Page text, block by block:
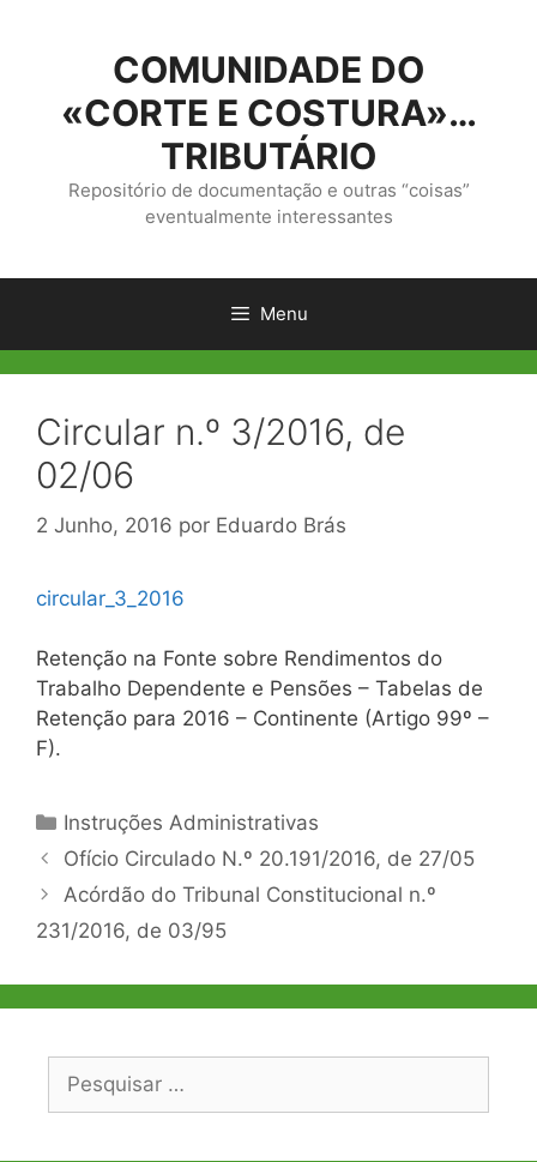
conteúdo
COMUNIDADE DO
«CORTE E COSTURA»…
TRIBUTÁRIO
Repositório de documentação e outras “coisas”
eventualmente interessantes
Menu
Circular n.º 3/2016, de
02/06
2 Junho, 2016 por Eduardo Brás
circular_3_2016
Retenção na Fonte sobre Rendimentos do
Trabalho Dependente e Pensões – Tabelas de
Retenção para 2016 – Continente (Artigo 99º –
F).
Categorias
Instruções Administrativas
Navegação
de
Ofício Circulado N.º 20.191/2016, de 27/05
Acórdão do Tribunal Constitucional n.º
231/2016, de 03/95
Pesquisar